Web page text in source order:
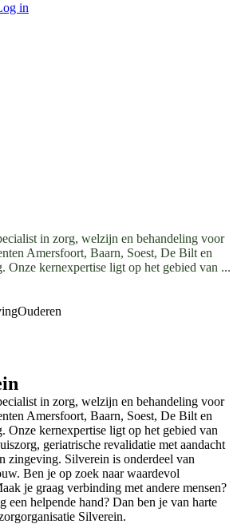
in
in zorg, welzijn en behandeling voor
Amersfoort, Baarn, Soest, De Bilt en
Onze kernexpertise ligt op het gebied van ...
Ouderen
in zorg, welzijn en behandeling voor
Amersfoort, Baarn, Soest, De Bilt en
Onze kernexpertise ligt op het gebied van
geriatrische revalidatie met aandacht
zingeving. Silverein is onderdeel van
Ben je op zoek naar waardevol
je graag verbinding met andere mensen?
een helpende hand? Dan ben je van harte
Silverein.